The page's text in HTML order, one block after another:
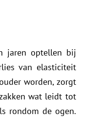
jaren optellen bij
van elasticiteit
worden, zorgt
wat leidt tot
rondom de ogen.